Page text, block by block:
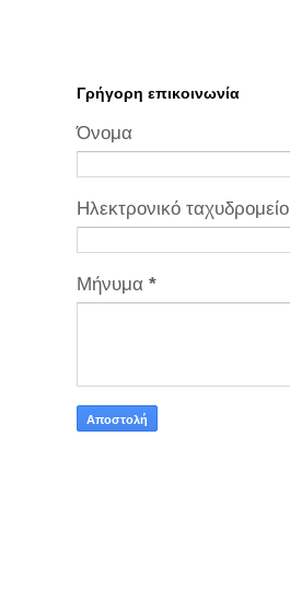
Γρήγορη επικοινωνία
Όνομα
Ηλεκτρονικό ταχυδρομείο
Μήνυμα *